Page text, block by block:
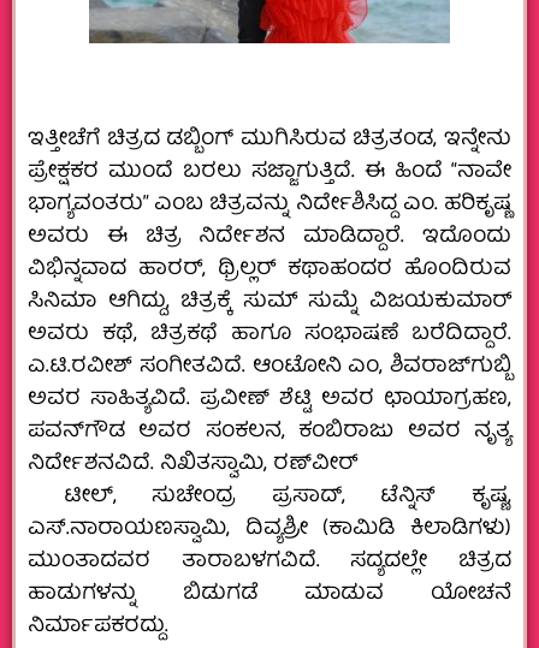
ಇತ್ತೀಚೆಗೆ ಚಿತ್ರದ ಡಬ್ಬಿಂಗ್ ಮುಗಿಸಿರುವ ಚಿತ್ರತಂಡ, ಇನ್ನೇನು
ಪ್ರೇಕ್ಷಕರ ಮುಂದೆ ಬರಲು ಸಜ್ಜಾಗುತ್ತಿದೆ. ಈ ಹಿಂದೆ “ನಾವೇ
ಭಾಗ್ಯವಂತರು” ಎಂಬ ಚಿತ್ರವನ್ನು ನಿರ್ದೇಶಿಸಿದ್ದ ಎಂ. ಹರಿಕೃಷ್ಣ
ಅವರು ಈ ಚಿತ್ರ ನಿರ್ದೇಶನ ಮಾಡಿದ್ದಾರೆ. ಇದೊಂದು
ವಿಭಿನ್ನವಾದ ಹಾರರ್, ಥ್ರಿಲ್ಲರ್ ಕಥಾಹಂದರ ಹೊಂದಿರುವ
ಸಿನಿಮಾ ಆಗಿದ್ದು, ಚಿತ್ರಕ್ಕೆ ಸುಮ್‌ ಸುಮ್ನೆ ವಿಜಯಕುಮಾರ್
ಅವರು ಕಥೆ, ಚಿತ್ರಕಥೆ ಹಾಗೂ ಸಂಭಾಷಣೆ ಬರೆದಿದ್ದಾರೆ.
ಎ.ಟಿ.ರವೀಶ್‌ ಸಂಗೀತವಿದೆ. ಆಂಟೋನಿ ಎಂ, ಶಿವರಾಜ್‍ಗುಬ್ಬಿ
ಅವರ ಸಾಹಿತ್ಯವಿದೆ. ಪ್ರವೀಣ್ ಶೆಟ್ಟಿ ಅವರ ಛಾಯಾಗ್ರಹಣ,
ಪವನ್‍ಗೌಡ ಅವರ ಸಂಕಲನ, ಕಂಬಿರಾಜು ಅವರ ನೃತ್ಯ
ನಿರ್ದೇಶನವಿದೆ. ನಿಖಿತಸ್ವಾಮಿ, ರಣ್‌ವೀರ್
‌ ಟೀಲ್, ಸುಚೇಂದ್ರ ಪ್ರಸಾದ್, ಟೆನ್ನಿಸ್ ಕೃಷ್ಣ,
ಎಸ್.ನಾರಾಯಣಸ್ವಾಮಿ, ದಿವ್ಯಶ್ರೀ (ಕಾಮಿಡಿ ಕಿಲಾಡಿಗಳು)
ಮುಂತಾದವರ ತಾರಾಬಳಗವಿದೆ. ಸದ್ಯದಲ್ಲೇ ಚಿತ್ರದ
ಹಾಡುಗಳನ್ನು ಬಿಡುಗಡೆ ಮಾಡುವ ಯೋಚನೆ
ನಿರ್ಮಾಪಕರದ್ದು.